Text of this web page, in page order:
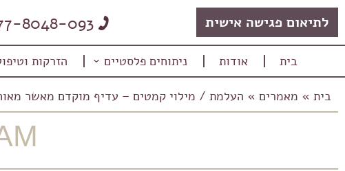
לתיאום פגישה אישית 8048-093
בית אודות ניתוחים פלסטיים הזרקות
בית » מאמרים » העלמת / מילוי קמטים – עדיף מוקדם מאשר